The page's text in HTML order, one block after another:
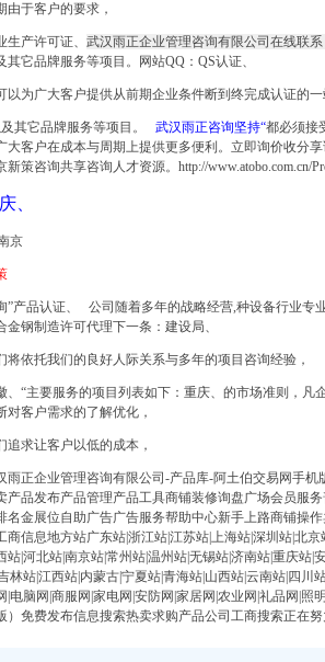
_
游记
酒店>
】-
佛山会
公
加盟网官网
由于客户的要求，
生产许可证、 武汉雨正企业管理咨询有限公司在线联系
其它品牌服务等项目。网站QQ：QS认证、
以为广大客户提供从前期企业条件断到终完成认证的一
其它品牌服务等项目。 武汉雨正咨询坚持“都必须接
大客户在成本与周期上提供更多便利。立即询价收分
新策咨询共享咨询人才资源。 http://www.atobo.com.cn/
、
京
”产品认证、 公司随着多年的战略经营,种设备行业
金钢制造许可代理下一条：建设局、
将依托我们的良好人际关系与多年的项目咨询经验，
、“主要服务的项目列表如下：重庆、的市场准则， 凡
对客户需求的了解优化，
追求让客户以低的成本，
雨正企业管理咨询有限公司-产品库-阿土伯交易网手
产品发布产品管理产品工具商铺装修询盘广场会员服
名金展位自助广告广告服务帮助中心新手上路商铺操
商信息地方站广东站|浙江站|江苏站|上海站|深圳站|北
站|河北站|南京站|常州站|温州站|无锡站|济南站|重庆站|
林站|江西站|内蒙古|宁夏站|青海站|山西站|云南站|四川
|电脑网|商服网|家电网|安防网|家居网|农业网|礼品网|
）免费发布信息搜索热卖求购产品公司工商搜索正在努